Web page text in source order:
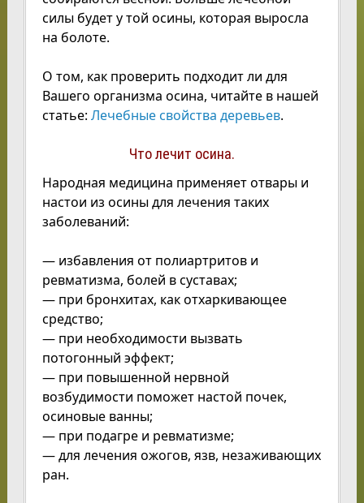
силы будет у той осины, которая выросла
на болоте.
О том, как проверить подходит ли для
Вашего организма осина, читайте в нашей
статье: Лечебные свойства деревьев.
Что лечит осина.
Народная медицина применяет отвары и
настои из осины для лечения таких
заболеваний:
— избавления от полиартритов и
ревматизма, болей в суставах;
— при бронхитах, как отхаркивающее
средство;
— при необходимости вызвать
потогонный эффект;
— при повышенной нервной
возбудимости поможет настой почек,
осиновые ванны;
— при подагре и ревматизме;
— для лечения ожогов, язв, незаживающих
ран.